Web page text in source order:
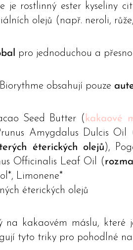
je rostlinný ester kyseliny
olejů (např. neroli,
pro jednoduchou a
obsahují pouze
Seed Butter ( kakaové
Amygdalus Dulcis Oil
éterických olejů),
Officinalis Leaf Oil (
Limonene*
éterických olejů
na kakaovém máslu,
tyto triky pro pohodlné